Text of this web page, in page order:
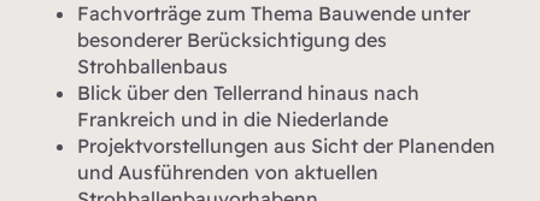
Fachvorträge zum Thema Bauwende unter
besonderer Berücksichtigung des
Strohballenbaus
Blick über den Tellerrand hinaus nach
Frankreich und in die Niederlande
Projektvorstellungen aus Sicht der Planenden
und Ausführenden von aktuellen